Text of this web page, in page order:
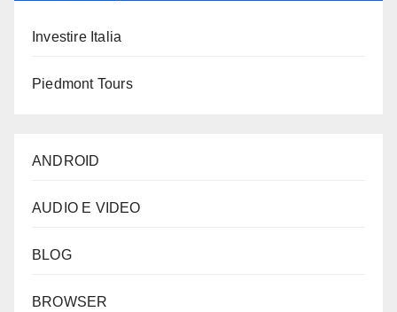
Investire Italia
Piedmont Tours
ANDROID
AUDIO E VIDEO
BLOG
BROWSER